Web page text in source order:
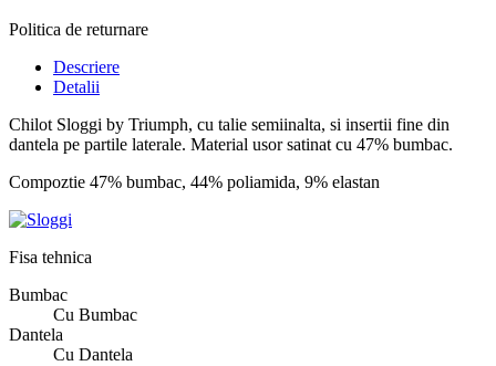
Politica de returnare
Descriere
Detalii
Chilot Sloggi by Triumph, cu talie semiinalta, si insertii fine din
dantela pe partile laterale. Material usor satinat cu 47% bumbac.
Compoztie 47% bumbac, 44% poliamida, 9% elastan
Fisa tehnica
Bumbac
Cu Bumbac
Dantela
Cu Dantela